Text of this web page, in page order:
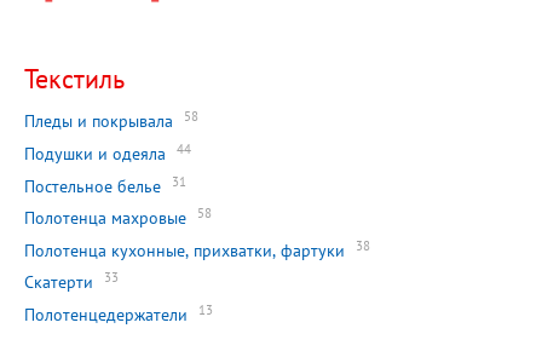
Текстиль
Пледы и покрывала 58
Подушки и одеяла 44
Постельное белье 31
Полотенца махровые 58
Полотенца кухонные, прихватки, фартуки 38
Скатерти 33
Полотенцедержатели 13